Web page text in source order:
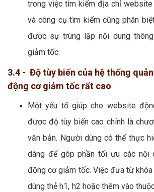
trong việc tìm kiếm địa chỉ
và công cụ tìm kiếm cũng phân
được sự trùng lặp nội dung
giảm tốc.
3.4 - Độ tùy biến của hệ thống
động cơ giảm tốc rất cao
Một yếu tố giúp cho website
được độ tùy biến cao chính là
văn bản. Người dùng có thể thực
dàng để góp phần tối ưu các nội
động cơ giảm tốc. Việc đưa từ
dùng thẻ h1, h2 hoặc thêm vào